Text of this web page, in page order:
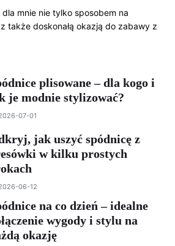
mnie nie tylko sposobem na
także doskonałą okazją do zabawy z
plisowane – dla kogo i
je modnie stylizować?
07-01
jak uszyć spódnicę z
w kilku prostych
06-12
na co dzień – idealne
wygody i stylu na
okazję